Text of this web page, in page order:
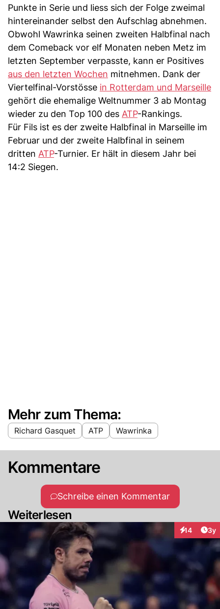
Punkte in Serie und liess sich der Folge zweimal
hintereinander selbst den Aufschlag abnehmen.
Obwohl Wawrinka seinen zweiten Halbfinal nach
dem Comeback vor elf Monaten neben Metz im
letzten September verpasste, kann er Positives
aus den letzten Wochen mitnehmen. Dank der
Viertelfinal-Vorstösse in Rotterdam und Marseille
gehört die ehemalige Weltnummer 3 ab Montag
wieder zu den Top 100 des ATP-Rankings.
Für Fils ist es der zweite Halbfinal in Marseille im
Februar und der zweite Halbfinal in seinem
dritten ATP-Turnier. Er hält in diesem Jahr bei
14:2 Siegen.
Mehr zum Thema:
Richard Gasquet ATP Wawrinka
Kommentare
Schreibe einen Kommentar
Weiterlesen
14 3y